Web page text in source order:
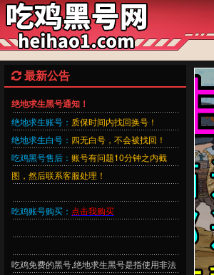
最新公告
绝地求生黑号通知！
绝地求生账号： 质保时间内找回换号！
绝地求生白号： 四无白号，不会被找回！
吃鸡黑号售后： 账号有问题10分钟之内截
图，然后联系客服处理！
吃鸡账号购买： 点击我购买
吃鸡免费的黑号,绝地求生黑号是指使用非法